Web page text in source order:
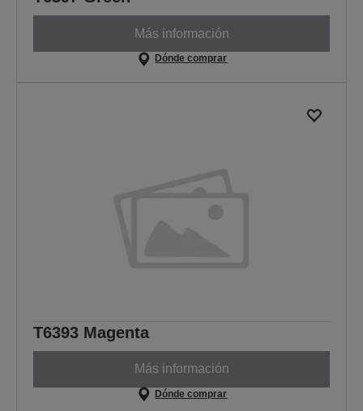
Más información
Dónde comprar
T6393 Magenta
Más información
Dónde comprar